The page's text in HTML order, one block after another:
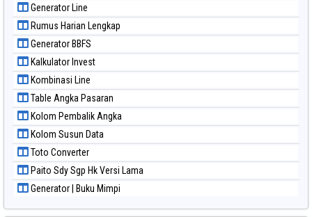
Paito Warna Singapore
Paito Warna Sydney
Paito Warna Sydney Lottery
Paito Warna Sydney Lottery 6d
Paito Warna Sydney Lotto
Paito Warna Sydney Pools 6d
Paito Warna Taipei
Paito Warna Taiwan
Generator Line
Rumus Harian Lengkap
Generator BBFS
Kalkulator Invest
Kombinasi Line
Table Angka Pasaran
Kolom Pembalik Angka
Kolom Susun Data
Toto Converter
Paito Sdy Sgp Hk Versi Lama
Generator | Buku Mimpi